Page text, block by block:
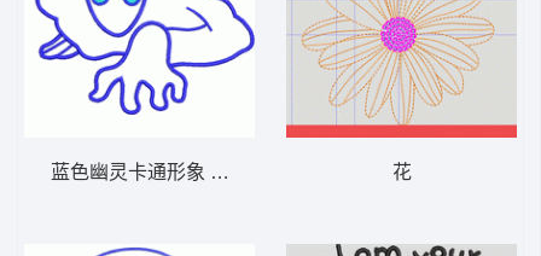
蓝色幽灵卡通形象 蜘蛛侠 花